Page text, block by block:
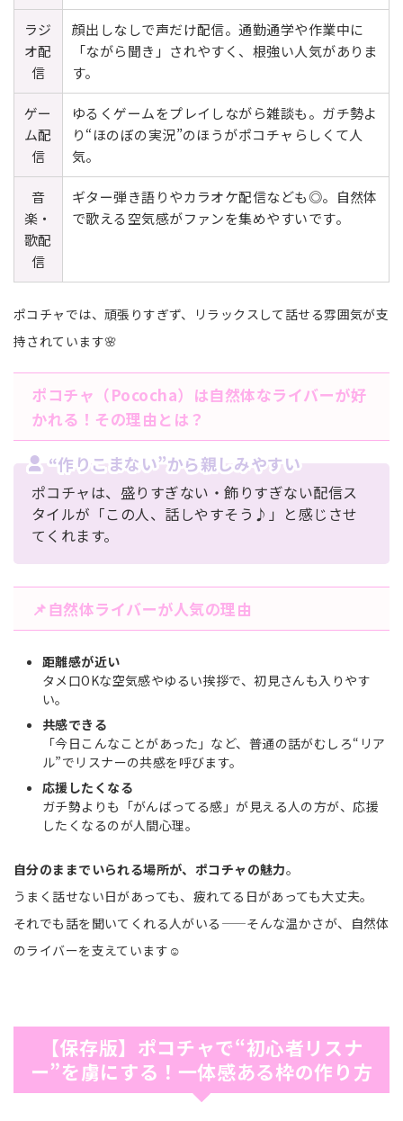
ラジ
オ配
信
顔出しなしで声だけ配信。通勤通学や作業中に
「ながら聞き」されやすく、根強い人気がありま
す。
ゲー
ム配
信
ゆるくゲームをプレイしながら雑談も。ガチ勢よ
り“ほのぼの実況”のほうがポコチャらしくて人
気。
音
楽・
歌配
信
ギター弾き語りやカラオケ配信なども◎。自然体
で歌える空気感がファンを集めやすいです。
ポコチャでは、頑張りすぎず、リラックスして話せる雰囲気が支
持されています🌸
ポコチャ（Pococha）は自然体なライバーが好
かれる！その理由とは？
“作りこまない”から親しみやすい
ポコチャは、盛りすぎない・飾りすぎない配信ス
タイルが「この人、話しやすそう♪」と感じさせ
てくれます。
📌自然体ライバーが人気の理由
距離感が近い
タメ口OKな空気感やゆるい挨拶で、初見さんも入りやす
い。
共感できる
「今日こんなことがあった」など、普通の話がむしろ“リア
ル”でリスナーの共感を呼びます。
応援したくなる
ガチ勢よりも「がんばってる感」が見える人の方が、応援
したくなるのが人間心理。
自分のままでいられる場所が、ポコチャの魅力。
うまく話せない日があっても、疲れてる日があっても大丈夫。
それでも話を聞いてくれる人がいる——そんな温かさが、自然体
のライバーを支えています☺️
【保存版】ポコチャで“初心者リスナ
ー”を虜にする！一体感ある枠の作り方